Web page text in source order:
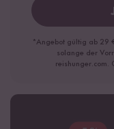
*Angebot gültig ab 29
solange der
reishunger.com.